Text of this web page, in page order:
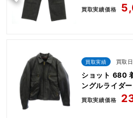
買取実績価格
買取実績 買取
ショット 680
ングルライダ
買取実績価格